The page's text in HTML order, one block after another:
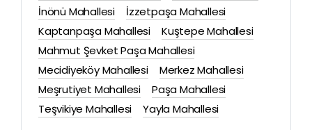
İnönü Mahallesi
İzzetpaşa Mahallesi
Kaptanpaşa Mahallesi
Kuştepe Mahallesi
Mahmut Şevket Paşa Mahallesi
Mecidiyeköy Mahallesi
Merkez Mahallesi
Meşrutiyet Mahallesi
Paşa Mahallesi
Teşvikiye Mahallesi
Yayla Mahallesi